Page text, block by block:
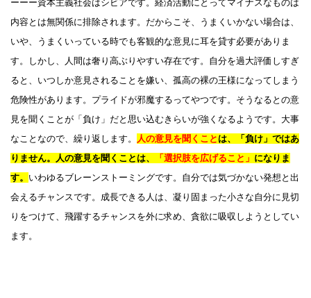
ーーー資本主義社会はシビアです。経済活動にとってマイナスなものは
内容とは無関係に排除されます。だからこそ、うまくいかない場合は、
いや、うまくいっている時でも客観的な意見に耳を貸す必要がありま
す。しかし、人間は奢り高ぶりやすい存在です。自分を過大評価しすぎ
ると、いつしか意見されることを嫌い、孤高の裸の王様になってしまう
危険性があります。プライドが邪魔するってやつです。そうなるとの意
見を聞くことが「負け」だと思い込むきらいが強くなるようです。大事
なことなので、繰り返します。
人の意見を聞くこと は、「負け」ではあ
りません。人の意見を聞くことは、
「選択肢を広げること」 になりま
す。 いわゆるブレーンストーミングです。自分では気づかない発想と出
会えるチャンスです。成長できる人は、凝り固まった小さな自分に見切
りをつけて、飛躍するチャンスを外に求め、貪欲に吸収しようとしてい
ます。